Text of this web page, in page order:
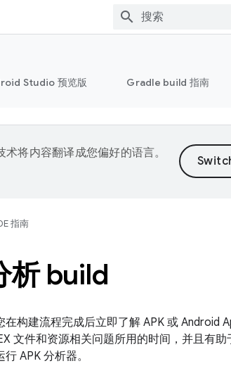
Studio 预览版 Gradle build 指南
将内容翻译成您偏好的语言。
指南
析 build
构建流程完成后立即了解 APK 或 Android
文件和资源相关问题所用的时间，并且有助
APK 分析器。